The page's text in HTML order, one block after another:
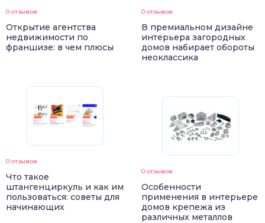
0 отзывов
Открытие агентства
недвижимости по
франшизе: в чем плюсы
0 отзывов
Что такое
штангенциркуль и как им
пользоваться: советы для
начинающих
0 отзывов
В премиальном дизайне
интерьера загородных
домов набирает обороты
неоклассика
0 отзывов
Особенности
применения в интерьере
домов крепежа из
различных металлов